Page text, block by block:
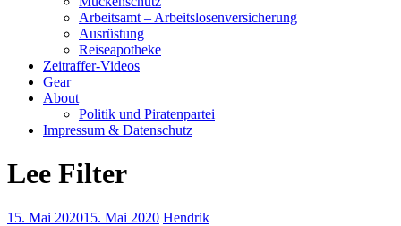
Arbeitsamt – Arbeitslosenversicherung
Ausrüstung
Reiseapotheke
Zeitraffer-Videos
Gear
About
Politik und Piratenpartei
Impressum & Datenschutz
Lee Filter
15. Mai 202015. Mai 2020 Hendrik